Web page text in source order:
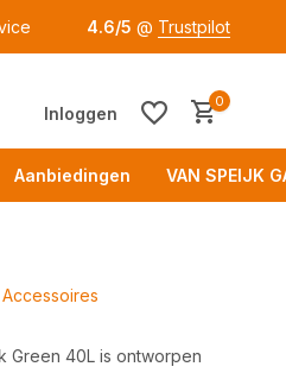
4.6/5 @ Trustpilot
Inloggen
0
Aanbiedingen VAN SPEIJK
Green 40L is ontworpen